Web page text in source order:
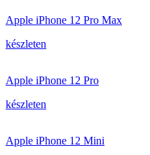
Apple iPhone 12 Pro Max
készleten
Apple iPhone 12 Pro
készleten
Apple iPhone 12 Mini